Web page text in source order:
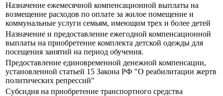
Назначение ежемесячной компенсационной выплаты на
возмещение расходов по оплате за жилое помещение и
коммунальные услуги семьям, имеющим трех и более детей
Назначение и предоставление ежегодной компенсационной
выплаты на приобретение комплекта детской одежды для
посещения занятий на период обучения.
Предоставление единовременной денежной компенсации,
установленной статьей 15 Закона РФ "О реабилитации жертв
политических репрессий"
Субсидия на приобретение транспортного средства